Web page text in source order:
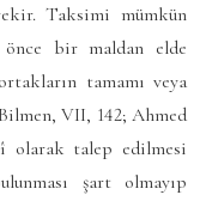
Taksimi mümkün
önce bir maldan elde
tamamı veya
VII, 142; Ahmed
olarak talep edilmesi
şart olmayıp